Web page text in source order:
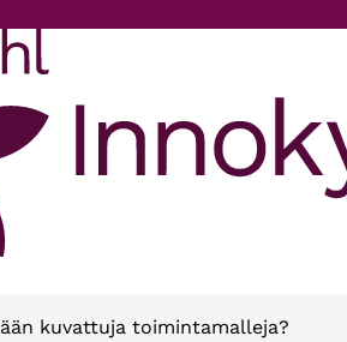
kuvattuja toimintamalleja?